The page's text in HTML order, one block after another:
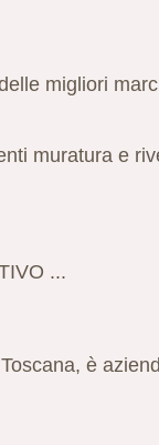
migliori
muratura e
...
è